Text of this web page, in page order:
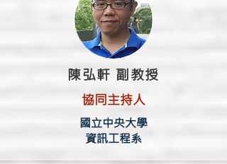
陳弘軒 副教授
協同主持人
國立中央大學
資訊工程系